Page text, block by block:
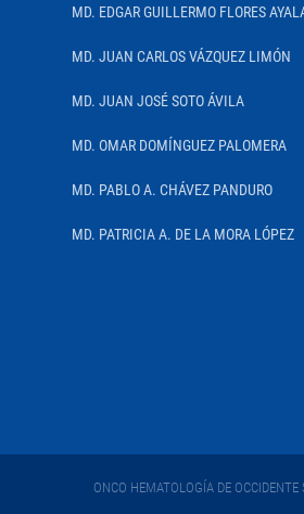
MD. EDGAR GUILLERMO FLORES
MD. JUAN CARLOS VÁZQUEZ LIMÓN
MD. JUAN JOSÉ SOTO ÁVILA
MD. OMAR DOMÍNGUEZ PALOMERA
MD. PABLO A. CHÁVEZ PANDURO
MD. PATRICIA A. DE LA MORA LÓPEZ
ONCO HEMATOLOGÍA DE OCCIDENTE